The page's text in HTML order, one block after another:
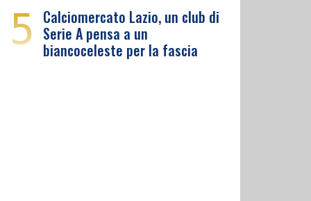
5 Calciomercato Lazio, un club di
Serie A pensa a un
biancoceleste per la fascia